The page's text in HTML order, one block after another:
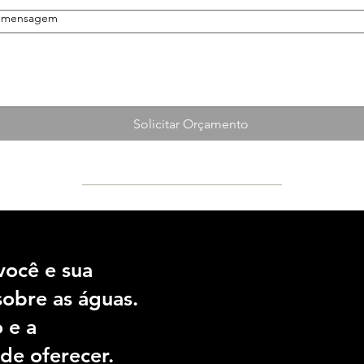
Solicitar Orçamento
e sua
as águas.
e a
oferecer.